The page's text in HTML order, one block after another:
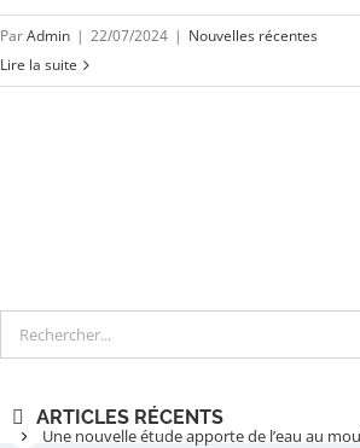
ParAdmin | 22/07/2024 | Nouvelles récentes
Lire la suite
Rechercher
ARTICLES RÉCENTS
Une nouvelle étude apporte de l’eau au